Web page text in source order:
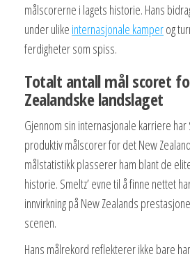
målscorerne i lagets historie. Hans
under ulike internasjonale kamperog
ferdigheter som spiss.
Totalt antall mål scoret
Zealandske landslaget
Gjennom sin internasjonale karriere
produktiv målscorer for det New
målstatistikk plasserer ham blant de
historie. Smeltz’ evne til å finne nettet
innvirkning på New Zealands
scenen.
Hans målrekord reflekterer ikke bare